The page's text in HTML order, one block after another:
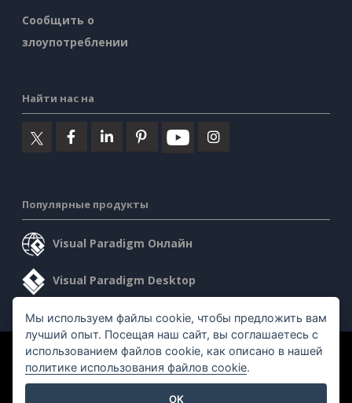
Сообщить о
злоупотреблении
Найти нас на
Популярные продукты
Visual Paradigm Онлайн
Visual Paradigm Desktop
©2026 by Visual Paradigm. Все права защищены.
Мы используем файлы cookie, чтобы предложить вам
лучший опыт. Посещая наш сайт, вы соглашаетесь с
использованием файлов cookie, как описано в нашей
политике использования файлов cookie.
OK